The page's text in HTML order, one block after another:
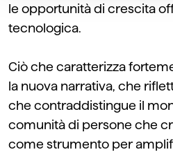
le opportunità di crescita
tecnologica.
Ciò che caratterizza
la nuova narrativa, che
che contraddistingue il
comunità di persone che
come strumento per